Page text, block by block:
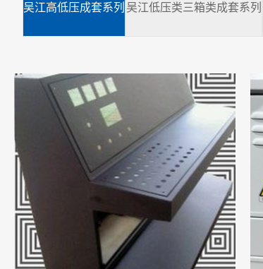
吴江高低压成套系列 吴江低压类三箱类成套系列